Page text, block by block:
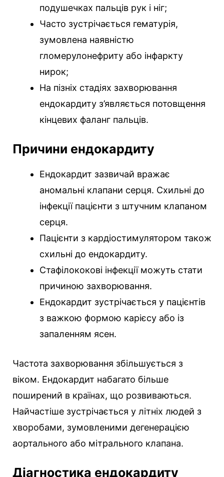
подушечках пальців рук і ніг;
Часто зустрічається гематурія,
зумовлена ​​наявністю
гломерулонефриту або інфаркту
нирок;
На пізніх стадіях захворювання
ендокардиту з’являється потовщення
кінцевих фаланг пальців.
Причини ендокардиту
Ендокардит зазвичай вражає
аномальні клапани серця. Схильні до
інфекції пацієнти з штучним клапаном
серця.
Пацієнти з кардіостимулятором також
схильні до ендокардиту.
Стафілококові інфекції можуть стати
причиною захворювання.
Ендокардит зустрічається у пацієнтів
з важкою формою карієсу або із
запаленням ясен.
Частота захворювання збільшується з
віком. Ендокардит набагато більше
поширений в країнах, що розвиваються.
Найчастіше зустрічається у літніх людей з
хворобами, зумовленими дегенерацією
аортального або мітрального клапана.
Діагностика ендокардиту